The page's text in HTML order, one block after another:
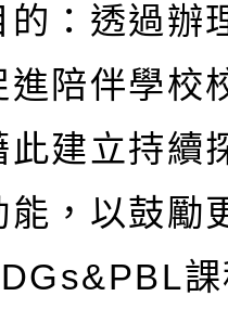
的：透過辦
進陪伴學校
此建立持續
能，以鼓勵